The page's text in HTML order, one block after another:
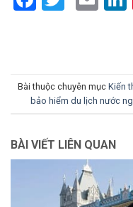
Bài thuộc chuyên mục Kiến
bảo hiểm du lịch nước
BÀI VIẾT LIÊN QUAN